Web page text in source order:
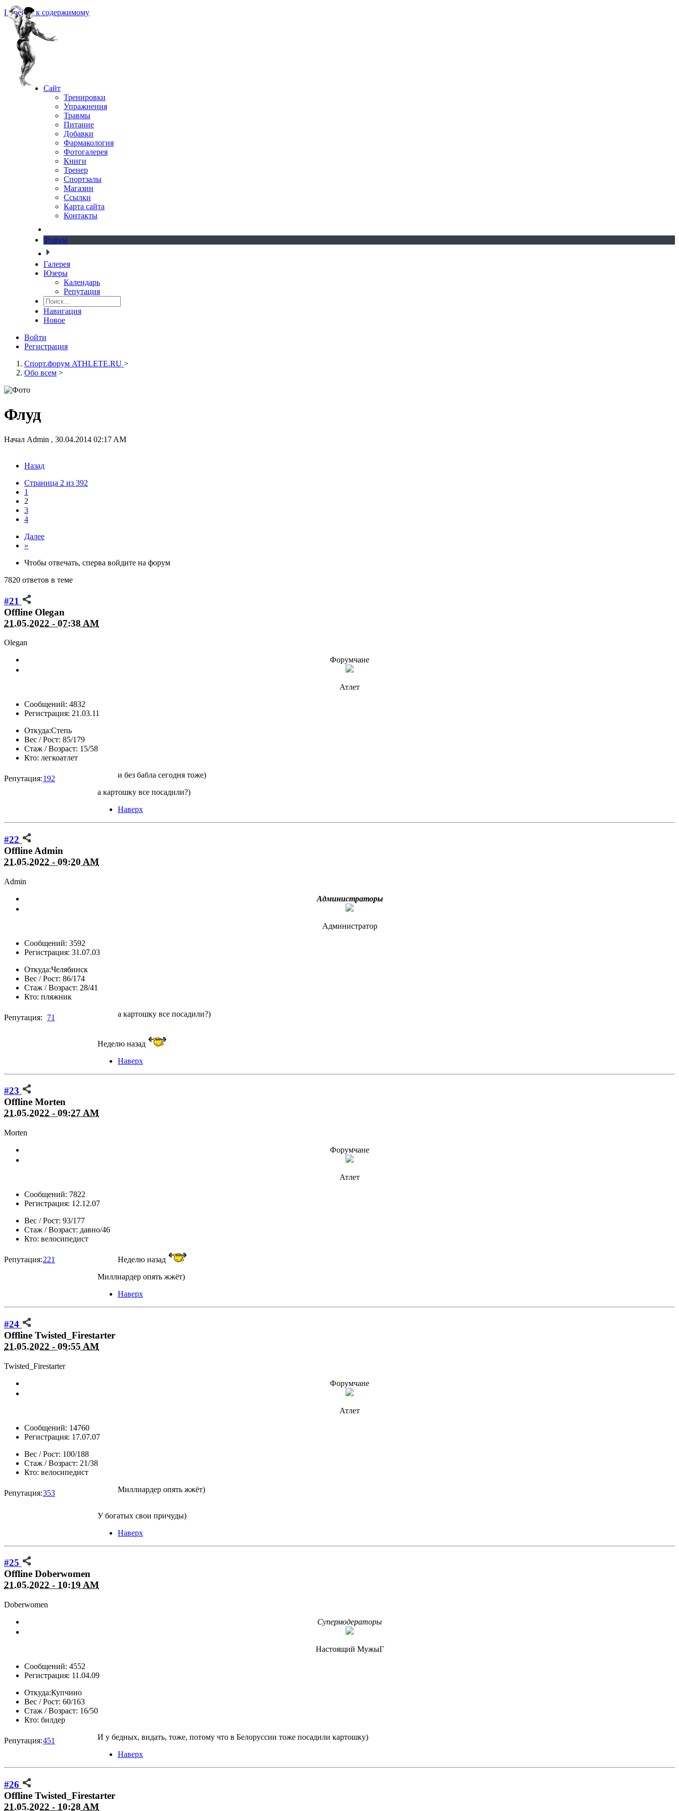
Перейти к содержимому
Сайт
Тренировки
Упражнения
Травмы
Питание
Добавки
Фармакология
Фотогалерея
Книги
Тренер
Спортзалы
Магазин
Ссылки
Карта сайта
Контакты
Форум
Галерея
Юзеры
Календарь
Репутация
Навигация
Новое
Войти
Регистрация
Спорт.форум ATHLETE.RU >
Обо всем >
Флуд
Начал Admin , 30.04.2014 02:17 AM
Назад
Страница 2 из 392
1
2
3
4
Далее
»
Чтобы отвечать, сперва войдите на форум
7820 ответов в теме
#21
Offline Olegan
21.05.2022 - 07:38 AM
Olegan
Форумчане
Атлет
Сообщений: 4832
Регистрация: 21.03.11
Откуда:Степь
Вес / Рост: 85/179
Стаж / Возраст: 15/58
Кто: легкоатлет
Репутация:192
и без бабла сегодня тоже)
а картошку все посадили?)
Наверх
#22
Offline Admin
21.05.2022 - 09:20 AM
Admin
Администраторы
Администратор
Сообщений: 3592
Регистрация: 31.07.03
Откуда:Челябинск
Вес / Рост: 86/174
Стаж / Возраст: 28/41
Кто: пляжник
Репутация: 71 а картошку все посадили?)
Неделю назад
Наверх
#23
Offline Morten
21.05.2022 - 09:27 AM
Morten
Форумчане
Атлет
Сообщений: 7822
Регистрация: 12.12.07
Вес / Рост: 93/177
Стаж / Возраст: давно/46
Кто: велосипедист
Репутация:221
Неделю назад
Миллиардер опять жжёт)
Наверх
#24
Offline Twisted_Firestarter
21.05.2022 - 09:55 AM
Twisted_Firestarter
Форумчане
Атлет
Сообщений: 14760
Регистрация: 17.07.07
Вес / Рост: 100/188
Стаж / Возраст: 21/38
Кто: велосипедист
Репутация:353 Миллиардер опять жжёт)
У богатых свои причуды)
Наверх
#25
Offline Doberwomen
21.05.2022 - 10:19 AM
Doberwomen
Супермодераторы
Настоящий МужыГ
Сообщений: 4552
Регистрация: 11.04.09
Откуда:Купчино
Вес / Рост: 60/163
Стаж / Возраст: 16/50
Кто: билдер
Репутация:451
И у бедных, видать, тоже, потому что в Белоруссии тоже посадили картошку)
Наверх
#26
Offline Twisted_Firestarter
21.05.2022 - 10:28 AM